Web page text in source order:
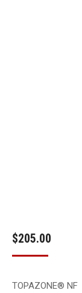
$205.00
TOPAZONE® NF